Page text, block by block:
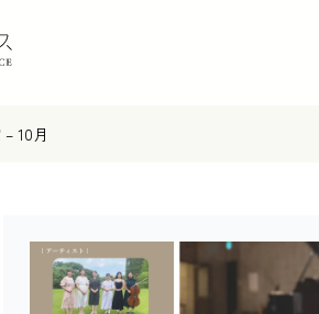
SHURI TERRACE
10月